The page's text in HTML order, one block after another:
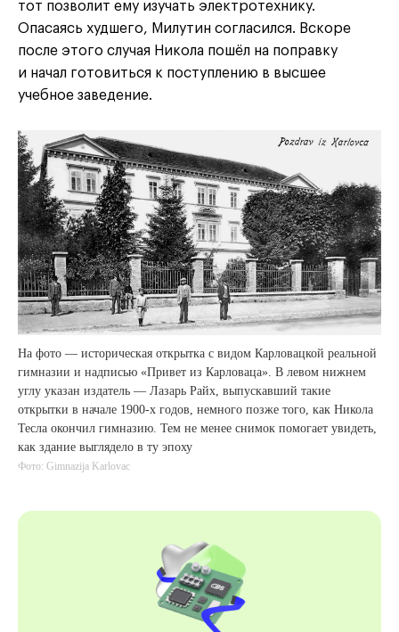
тот позволит ему изучать электротехнику.
Опасаясь худшего, Милутин согласился. Вскоре
после этого случая Никола пошёл на поправку
и начал готовиться к поступлению в высшее
учебное заведение.
На фото — историческая открытка с видом Карловацкой реальной
гимназии и надписью «Привет из Карловаца». В левом нижнем
углу указан издатель — Лазарь Райх, выпускавший такие
открытки в начале 1900‑х годов, немного позже того, как Никола
Тесла окончил гимназию. Тем не менее снимок помогает увидеть,
как здание выглядело в ту эпоху
Фото: Gimnazija Karlovac